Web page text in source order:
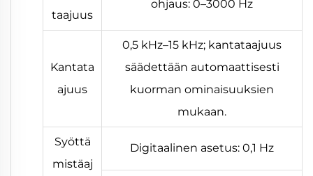
taajuus
ohjaus: 0–3000 Hz
Kantata
ajuus
0,5 kHz–15 kHz; kantataajuus
säädettään automaattisesti
kuorman ominaisuuksien
mukaan.
Syöttä
mistäaj
Digitaalinen asetus: 0,1 Hz